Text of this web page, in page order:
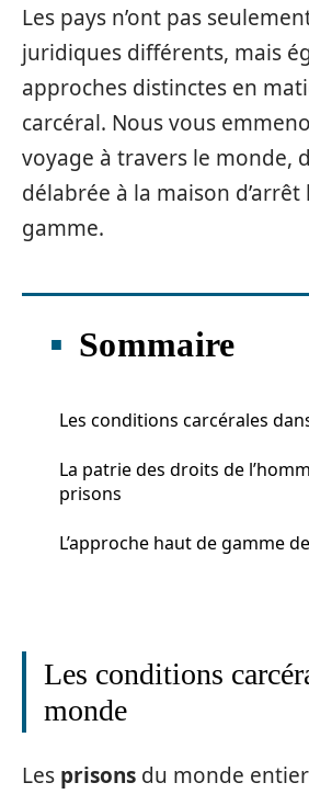
Les pays n’ont pas
juridiques différents, mais
approches distinctes en
carcéral. Nous vous
voyage à travers le monde,
délabrée à la maison d’arrêt
gamme.
Sommaire
Les conditions carcérales
La patrie des droits de
prisons
L’approche haut de gamme
Les conditions
monde
Les prisons du monde